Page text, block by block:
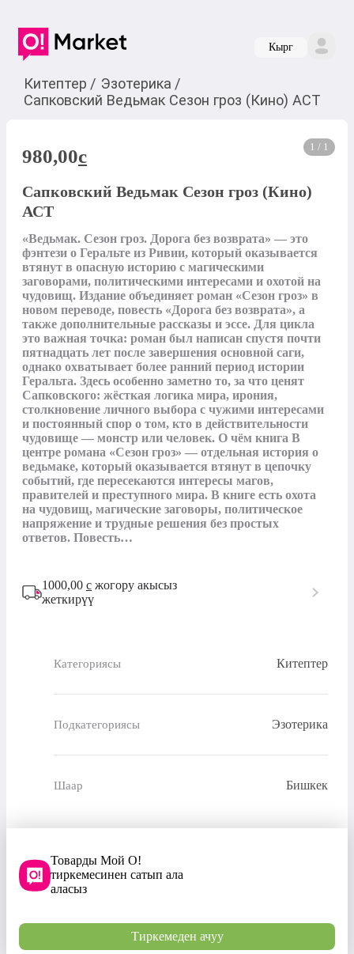
Кырг
Китептер / Эзотерика /
Сапковский Ведьмак Сезон гроз (Кино) АСТ
1 / 1
980,00c
Сапковский Ведьмак Сезон гроз (Кино)
АСТ
«Ведьмак. Сезон гроз. Дорога без возврата» — это
фэнтези о Геральте из Ривии, который оказывается
втянут в опасную историю с магическими
заговорами, политическими интересами и охотой на
чудовищ. Издание объединяет роман «Сезон гроз» в
новом переводе, повесть «Дорога без возврата», а
также дополнительные рассказы и эссе. Для цикла
это важная точка: роман был написан спустя почти
пятнадцать лет после завершения основной саги,
однако охватывает более ранний период истории
Геральта. Здесь особенно заметно то, за что ценят
Сапковского: жёсткая логика мира, ирония,
столкновение личного выбора с чужими интересами
и постоянный спор о том, кто в действительности
чудовище — монстр или человек. О чём книга В
центре романа «Сезон гроз» — отдельная история о
ведьмаке, который оказывается втянут в цепочку
событий, где пересекаются интересы магов,
правителей и преступного мира. В книге есть охота
на чудовищ, магические заговоры, политическое
напряжение и трудные решения без простых
ответов. Повесть…
1000,00 с жогору акысыз
жеткирүү
Категориясы Китептер
Подкатегориясы Эзотерика
Шаар Бишкек
Товарды Мой О!
тиркемесинен сатып ала
аласыз
Тиркемеден ачуу